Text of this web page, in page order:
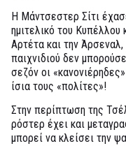
Η Μάντσεστερ Σίτι
ημιτελικό του Κυπέλλου
Αρτέτα και την
παιχνιδιού δεν
σεζόν οι
ίσια τους «πολίτες»!
Στην περίπτωση της
ρόστερ έχει και
μπορεί να κλείσει την